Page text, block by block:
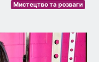
Мистецтво та розваги